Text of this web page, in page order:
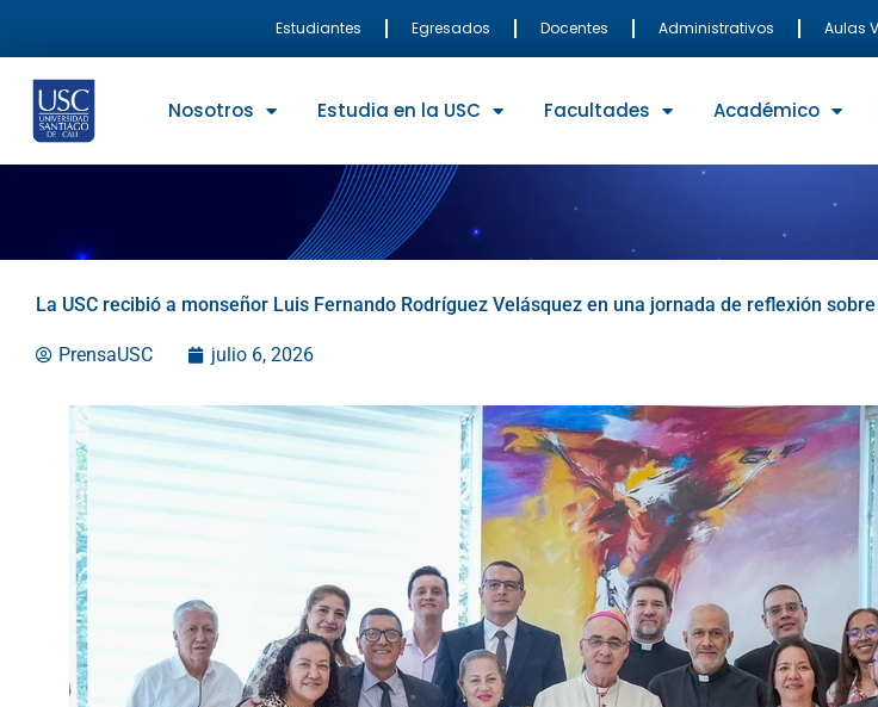
contenido
Estudiantes Egresados Docentes Administrativos Aulas
Nosotros Estudia en la USC Facultades Académico
La USC recibió a monseñor Luis Fernando Rodríguez Velásquez en una jornada de reflexión
PrensaUSC julio 6, 2026